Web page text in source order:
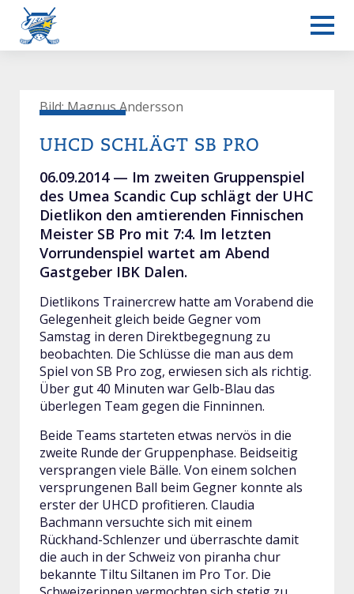
Bild: Magnus Andersson
UHCD SCHLÄGT SB PRO
06.09.2014 — Im zweiten Gruppenspiel
des Umea Scandic Cup schlägt der UHC
Dietlikon den amtierenden Finnischen
Meister SB Pro mit 7:4. Im letzten
Vorrundenspiel wartet am Abend
Gastgeber IBK Dalen.
Dietlikons Trainercrew hatte am Vorabend die
Gelegenheit gleich beide Gegner vom
Samstag in deren Direktbegegnung zu
beobachten. Die Schlüsse die man aus dem
Spiel von SB Pro zog, erwiesen sich als richtig.
Über gut 40 Minuten war Gelb-Blau das
überlegen Team gegen die Finninnen.
Beide Teams starteten etwas nervös in die
zweite Runde der Gruppenphase. Beidseitig
versprangen viele Bälle. Von einem solchen
versprungenen Ball beim Gegner konnte als
erster der UHCD profitieren. Claudia
Bachmann versuchte sich mit einem
Rückhand-Schlenzer und überraschte damit
die auch in der Schweiz von piranha chur
bekannte Tiltu Siltanen im Pro Tor. Die